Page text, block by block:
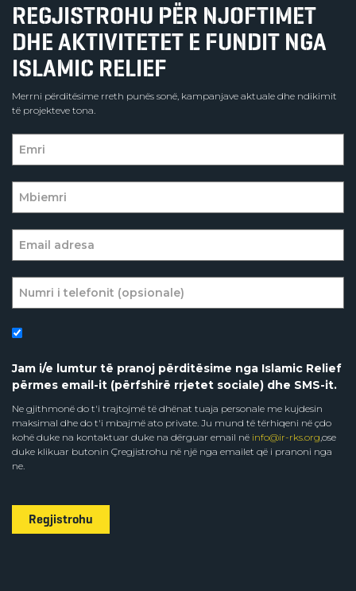
REGJISTROHU PËR NJOFTIMET
DHE AKTIVITETET E FUNDIT NGA
ISLAMIC RELIEF
Merrni përditësime rreth punës sonë, kampanjave aktuale dhe ndikimit
të projekteve tona.
Jam i/e lumtur të pranoj përditësime nga Islamic Relief
përmes email-it (përfshirë rrjetet sociale) dhe SMS-it.
Ne gjithmonë do t'i trajtojmë të dhënat tuaja personale me kujdesin
maksimal dhe do t'i mbajmë ato private. Ju mund të tërhiqeni në çdo
kohë duke na kontaktuar duke na dërguar email në info@ir-rks.org,ose
duke klikuar butonin Çregjistrohu në një nga emailet që i pranoni nga
ne.
Regjistrohu